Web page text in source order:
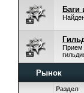
Баги
Прием
Рынок
Раздел